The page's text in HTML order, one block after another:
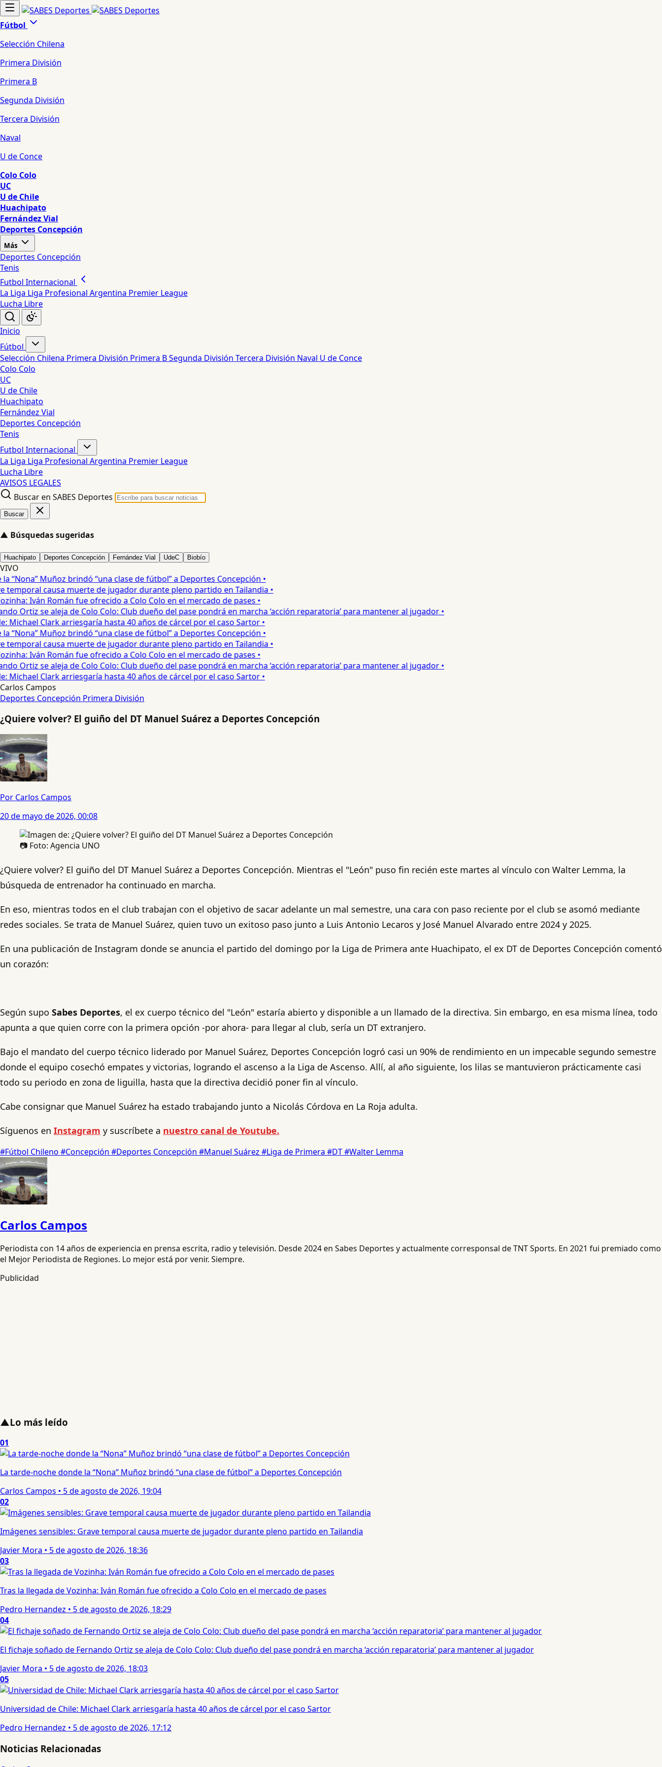
Fútbol
Selección Chilena
Primera División
Primera B
Segunda División
Tercera División
Naval
U de Conce
Colo Colo
UC
U de Chile
Huachipato
Fernández Vial
Deportes Concepción
Más
Deportes Concepción
Tenis
Futbol Internacional
La Liga Liga Profesional Argentina Premier League
Lucha Libre
Inicio
Fútbol
Selección Chilena Primera División Primera BSegunda División Tercera División Naval U de Conce
Colo Colo
UC
U de Chile
Huachipato
Fernández Vial
Deportes Concepción
Tenis
Futbol Internacional
La Liga Liga Profesional Argentina Premier League
Lucha Libre
AVISOS LEGALES
Buscar en SABES Deportes
Buscar
▲ Búsquedas sugeridas
Huachipato Deportes Concepción Fernández Vial UdeC Biobío
VIVO
Muñoz brindó “una clase de fútbol” a Deportes Concepción •
causa muerte de jugador durante pleno partido en Tailandia •
Iván Román fue ofrecido a Colo Colo en el mercado de pases •
Ortiz se aleja de Colo Colo: Club dueño del pase pondrá en marcha ‘acción reparatoria’ para mantener al jugador •
Clark arriesgaría hasta 40 años de cárcel por el caso Sartor •
Muñoz brindó “una clase de fútbol” a Deportes Concepción •
causa muerte de jugador durante pleno partido en Tailandia •
Iván Román fue ofrecido a Colo Colo en el mercado de pases •
Ortiz se aleja de Colo Colo: Club dueño del pase pondrá en marcha ‘acción reparatoria’ para mantener al jugador •
Clark arriesgaría hasta 40 años de cárcel por el caso Sartor •
Carlos Campos
Deportes Concepción Primera División
¿Quiere volver? El guiño del DT Manuel Suárez a Deportes Concepción
Por Carlos Campos
20 de mayo de 2026, 00:08
📷 Foto: Agencia UNO
¿Quiere volver? El guiño del DT Manuel Suárez a Deportes Concepción. Mientras el "León" puso fin recién este martes al vínculo con Walter Lemma, la
búsqueda de entrenador ha continuado en marcha.
En eso, mientras todos en el club trabajan con el objetivo de sacar adelante un mal semestre, una cara con paso reciente por el club se asomó mediante
redes sociales. Se trata de Manuel Suárez, quien tuvo un exitoso paso junto a Luis Antonio Lecaros y José Manuel Alvarado entre 2024 y 2025.
En una publicación de Instagram donde se anuncia el partido del domingo por la Liga de Primera ante Huachipato, el ex DT de Deportes Concepción comentó
un corazón:
Según supo Sabes Deportes, el ex cuerpo técnico del "León" estaría abierto y disponible a un llamado de la directiva. Sin embargo, en esa misma línea, todo
apunta a que quien corre con la primera opción -por ahora- para llegar al club, sería un DT extranjero.
Bajo el mandato del cuerpo técnico liderado por Manuel Suárez, Deportes Concepción logró casi un 90% de rendimiento en un impecable segundo semestre
donde el equipo cosechó empates y victorias, logrando el ascenso a la Liga de Ascenso. Allí, al año siguiente, los lilas se mantuvieron prácticamente casi
todo su periodo en zona de liguilla, hasta que la directiva decidió poner fin al vínculo.
Cabe consignar que Manuel Suárez ha estado trabajando junto a Nicolás Córdova en La Roja adulta.
Síguenos en Instagram y suscríbete a nuestro canal de Youtube.
#Fútbol Chileno #Concepción #Deportes Concepción #Manuel Suárez #Liga de Primera #DT#Walter Lemma
Carlos Campos
Periodista con 14 años de experiencia en prensa escrita, radio y televisión. Desde 2024 en Sabes Deportes y actualmente corresponsal de TNT Sports. En 2021 fui premiado como
el Mejor Periodista de Regiones. Lo mejor está por venir. Siempre.
Publicidad
▲Lo más leído
01
La tarde-noche donde la “Nona” Muñoz brindó “una clase de fútbol” a Deportes Concepción
Carlos Campos • 5 de agosto de 2026, 19:04
02
Imágenes sensibles: Grave temporal causa muerte de jugador durante pleno partido en Tailandia
Javier Mora • 5 de agosto de 2026, 18:36
03
Tras la llegada de Vozinha: Iván Román fue ofrecido a Colo Colo en el mercado de pases
Pedro Hernandez • 5 de agosto de 2026, 18:29
04
El fichaje soñado de Fernando Ortiz se aleja de Colo Colo: Club dueño del pase pondrá en marcha ‘acción reparatoria’ para mantener al jugador
Javier Mora • 5 de agosto de 2026, 18:03
05
Universidad de Chile: Michael Clark arriesgaría hasta 40 años de cárcel por el caso Sartor
Pedro Hernandez • 5 de agosto de 2026, 17:12
Noticias Relacionadas